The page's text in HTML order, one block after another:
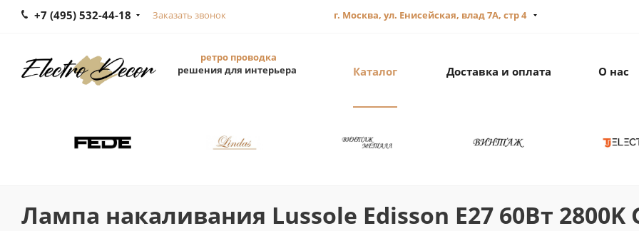
+7 (495) 532-44-18 Заказать звонок г. Москва, ул. Енисейская, влад 7А, стр 4
ретро проводка
решения для интерьера
Каталог Доставка и оплата О нас
Лампа накаливания Lussole Edisson E27 60Вт 2800K